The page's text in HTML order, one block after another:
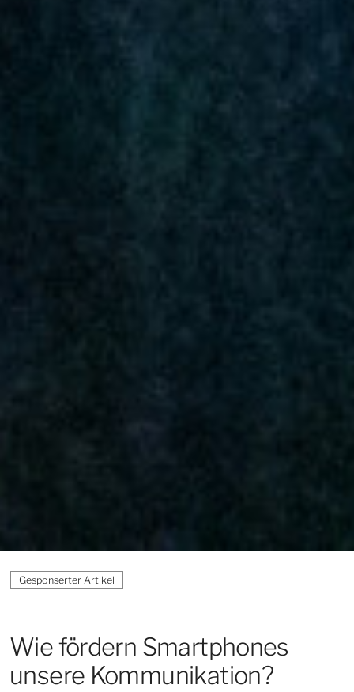
Wie fördern Smart­phones
unsere Kommunikation?